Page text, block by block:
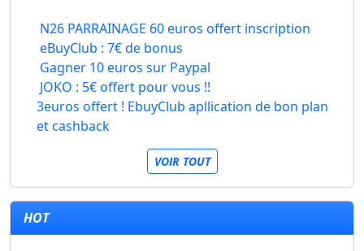
N26 PARRAINAGE 60 euros offert inscription
eBuyClub : 7€ de bonus
Gagner 10 euros sur Paypal
JOKO : 5€ offert pour vous !!
3euros offert ! EbuyClub apllication de bon plan
et cashback
VOIR TOUT
HOT